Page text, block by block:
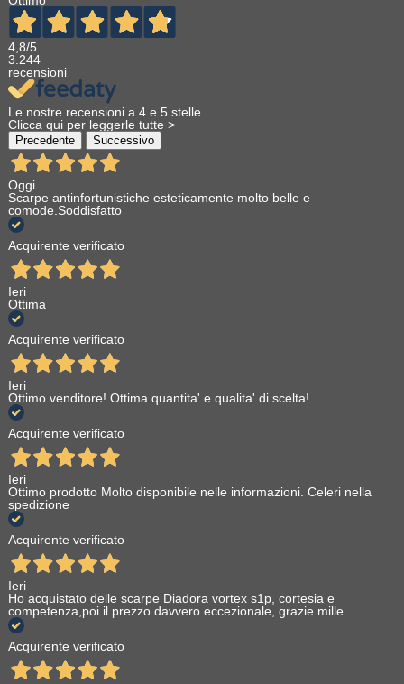
4,8/5
3.244
recensioni
Le nostre recensioni a 4 e 5 stelle.
Clicca qui per leggerle tutte >
Precedente Successivo
Oggi
Scarpe antinfortunistiche esteticamente molto belle e
comode.Soddisfatto
Acquirente verificato
Ieri
Ottima
Acquirente verificato
Ieri
Ottimo venditore! Ottima quantita' e qualita' di scelta!
Acquirente verificato
Ieri
Ottimo prodotto Molto disponibile nelle informazioni. Celeri nella
spedizione
Acquirente verificato
Ieri
Ho acquistato delle scarpe Diadora vortex s1p, cortesia e
competenza,poi il prezzo davvero eccezionale, grazie mille
Acquirente verificato